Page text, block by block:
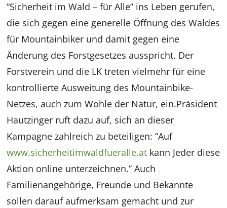
“Sicherheit im Wald – für Alle” ins Leben gerufen,
die sich gegen eine generelle Öffnung des Waldes
für Mountainbiker und damit gegen eine
Änderung des Forstgesetzes ausspricht. Der
Forstverein und die LK treten vielmehr für eine
kontrollierte Ausweitung des Mountainbike-
Netzes, auch zum Wohle der Natur, ein.Präsident
Hautzinger ruft dazu auf, sich an dieser
Kampagne zahlreich zu beteiligen: “Auf
www.sicherheitimwaldfueralle.at kann Jeder diese
Aktion online unterzeichnen.” Auch
Familienangehörige, Freunde und Bekannte
sollen darauf aufmerksam gemacht und zur